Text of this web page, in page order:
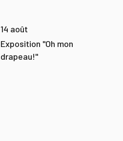
14 août
Exposition "Oh mon
drapeau!"